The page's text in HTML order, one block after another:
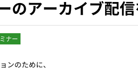
のアーカイブ配信
ナー
ンのために、